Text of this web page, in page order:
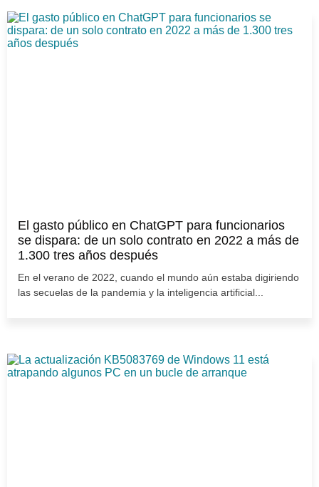
El gasto público en ChatGPT para funcionarios
se dispara: de un solo contrato en 2022 a más de
1.300 tres años después
En el verano de 2022, cuando el mundo aún estaba digiriendo
las secuelas de la pandemia y la inteligencia artificial...